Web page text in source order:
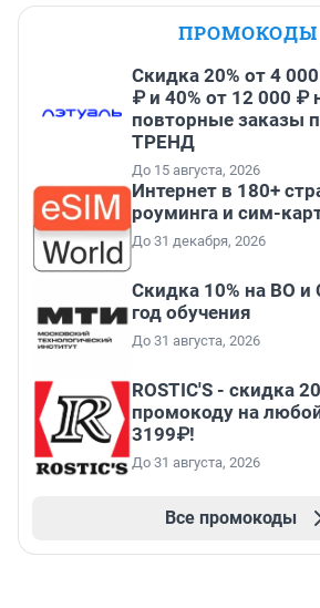
ПРОМОКОДЫ
Скидка 20% от 4
₽ и 40% от 12 000 ₽
повторные заказы
ТРЕНД
До 15 августа, 2026
Интернет в 180+
роуминга и сим-
До 31 декабря, 2026
Скидка 10% на ВО
год обучения
До 31 августа, 2026
ROSTIC'S - скидка
промокоду на
3199₽!
До 31 августа, 2026
Все промокоды